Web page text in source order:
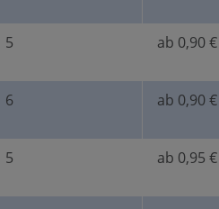
5 ab 0,90 €
6 ab 0,90 €
5 ab 0,95 €